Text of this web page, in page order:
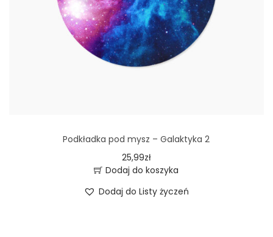
Podkładka pod mysz – Galaktyka 2
25,99zł
Dodaj do koszyka
Dodaj do Listy życzeń